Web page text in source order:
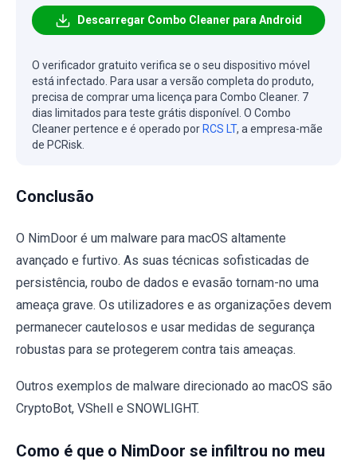
Descarregar Combo Cleaner para Android
O verificador gratuito verifica se o seu dispositivo móvel
está infectado. Para usar a versão completa do produto,
precisa de comprar uma licença para Combo Cleaner. 7
dias limitados para teste grátis disponível. O Combo
Cleaner pertence e é operado por RCS LT, a empresa-mãe
de PCRisk.
Conclusão
O NimDoor é um malware para macOS altamente
avançado e furtivo. As suas técnicas sofisticadas de
persistência, roubo de dados e evasão tornam-no uma
ameaça grave. Os utilizadores e as organizações devem
permanecer cautelosos e usar medidas de segurança
robustas para se protegerem contra tais ameaças.
Outros exemplos de malware direcionado ao macOS são
CryptoBot, VShell e SNOWLIGHT.
Como é que o NimDoor se infiltrou no meu